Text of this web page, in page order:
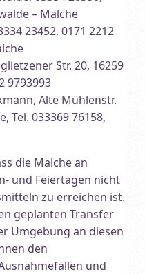
– Malche
23452, 0171 2212
Str. 20, 16259
9793993
Alte Mühlenstr.
Tel. 033369 76158,
die Malche an
und Feiertagen nicht
zu erreichen ist.
geplanten Transfer
Umgebung an diesen
den
und